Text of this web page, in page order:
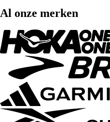
Al onze merken